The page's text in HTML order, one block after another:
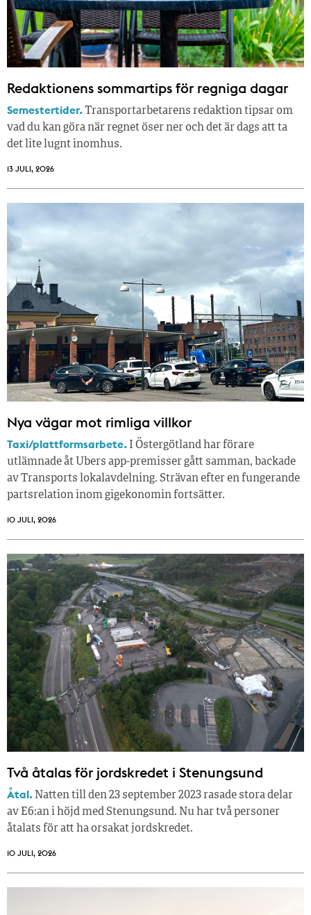
Redaktionens sommar­tips för regniga dagar
Semestertider.Transportarbetarens redaktion tipsar om
vad du kan göra när regnet öser ner och det är dags att ta
det lite lugnt inomhus.
13 JULI, 2026
Nya vägar mot rimliga villkor
Taxi/plattformsarbete. I Östergötland har förare
utlämnade åt Ubers app-premisser gått samman, backade
av Transports lokalavdelning. Strävan efter en fungerande
partsrelation inom gigekonomin fortsätter.
10 JULI, 2026
Två åtalas för jordskredet i Stenungsund
Åtal. Natten till den 23 september 2023 rasade stora delar
av E6:an i höjd med Stenungsund. Nu har två personer
åtalats för att ha orsakat jordskredet.
10 JULI, 2026